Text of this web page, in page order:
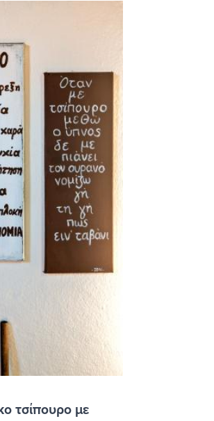
τσίπουρο με